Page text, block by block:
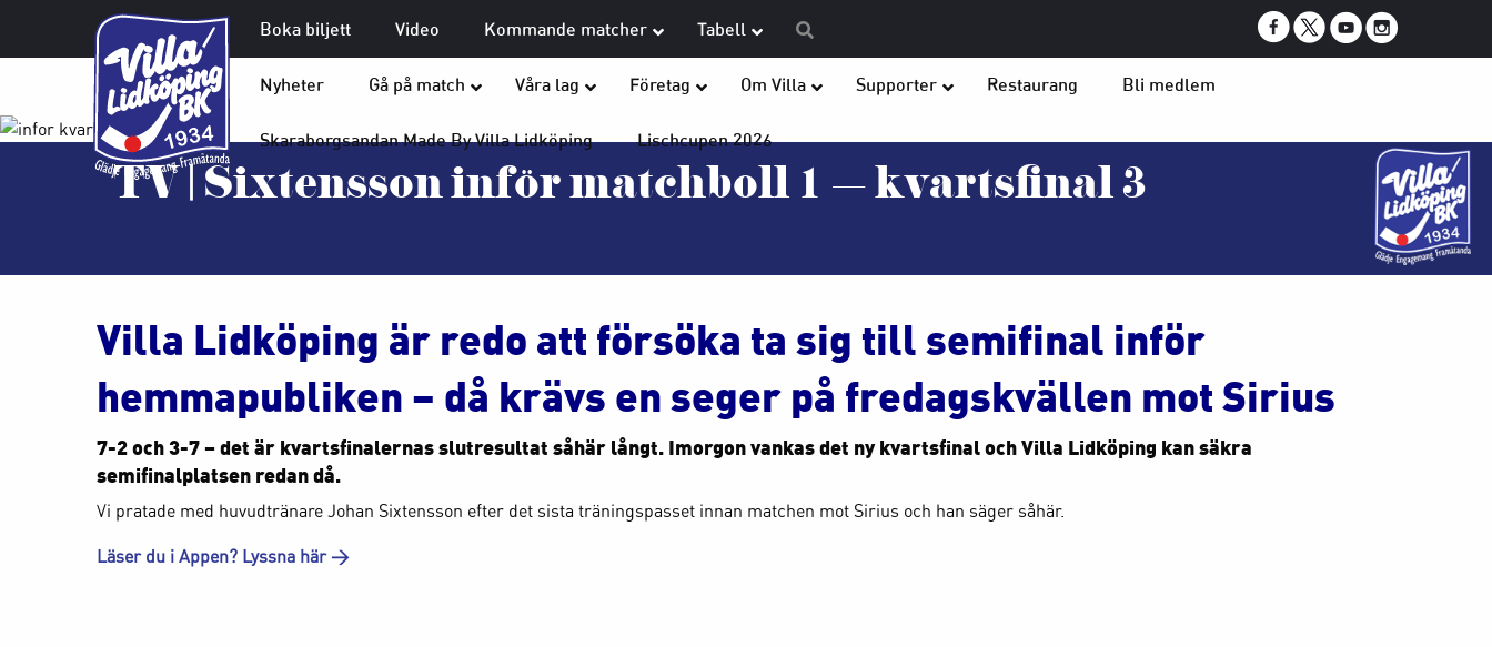
Boka biljett Video Kommande matcher Tabell
Nyheter Gå på match Våra lag Företag Om Villa Supporter Restaurang Bli medlem
Skaraborgsandan Made By Villa Lidköping Lischcupen 2026
TV | Sixtensson inför matchboll 1 – kvartsfinal 3
Villa Lidköping är redo att försöka ta sig till semifinal inför
hemmapubliken – då krävs en seger på fredagskvällen mot Sirius
7-2 och 3-7 – det är kvartsfinalernas slutresultat såhär långt. Imorgon vankas det ny kvartsfinal och Villa Lidköping kan säkra
semifinalplatsen redan då.
Vi pratade med huvudtränare Johan Sixtensson efter det sista träningspasset innan matchen mot Sirius och han säger såhär.
Läser du i Appen? Lyssna här >